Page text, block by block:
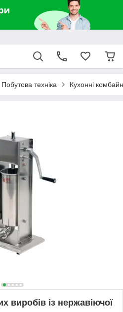
Побутова техніка Кухонні
виробів із нержавіючої